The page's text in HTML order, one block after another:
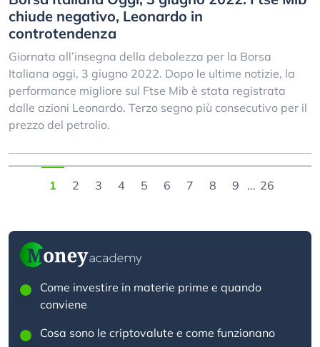
chiude negativo, Leonardo in
controtendenza
Giornata all’insegna della debolezza per la Borsa
Italiana oggi, 3 giugno 2022. Dopo le ultime notizie, la
performance migliore sul Ftse Mib è stata registrata
dalle azioni Leonardo. Terzo segno più consecutivo per il
prezzo del petrolio.
1 2 3 4 5 6 7 8 9 ... 26
Come investire in materie prime e quando
conviene
Cosa sono le criptovalute e come funzionano